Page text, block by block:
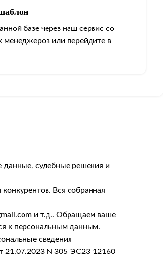
базе через наш сервис со
менеджеров или перейдите в
данные, судебные решения и
Вся собранная
и т.д.. Обращаем ваше
к персональным данным.
сведения
21.07.2023 N 305-ЭС23-12160